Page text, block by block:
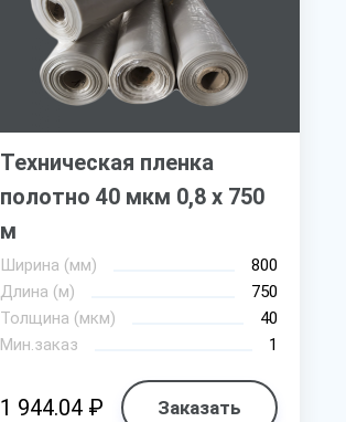
Техническая пленка
полотно 40 мкм 0,8 х 750
м
Ширина (мм)
800
Длина (м)
750
Толщина (мкм)
40
Мин.заказ
1
1 944.04 ₽ Заказать